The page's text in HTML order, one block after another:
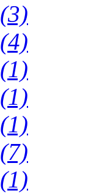
(3)
(4)
(1)
(1)
(1)
(7)
(1)